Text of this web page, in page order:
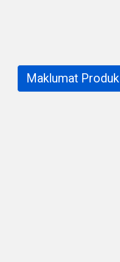
Maklumat Produk